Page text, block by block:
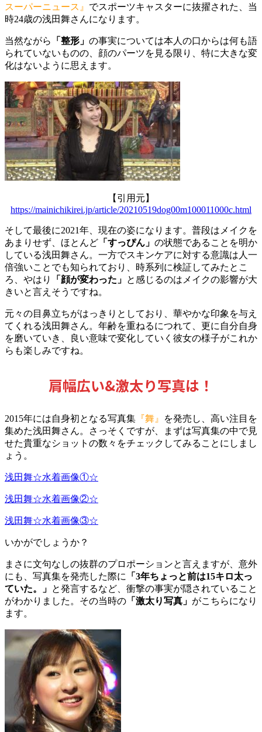
スーパーニュース』 でスポーツキャスターに抜擢された、当
時24歳の浅田舞さんになります。
当然ながら 「整形」 の事実については本人の口からは何も語
られていないものの、顔のパーツを見る限り、特に大きな変
化はないように思えます。
【引用元】
https://mainichikirei.jp/article/20210519dog00m100011000c.html
そして最後に2021年、現在の姿になります。普段はメイクを
あまりせず、ほとんど 「すっぴん」 の状態であることを明か
している浅田舞さん。一方でスキンケアに対する意識は人一
倍強いことでも知られており、時系列に検証してみたとこ
ろ、やはり
「顔が変わった」 と感じるのはメイクの影響が大
きいと言えそうですね。
元々の目鼻立ちがはっきりとしており、華やかな印象を与え
てくれる浅田舞さん。年齢を重ねるにつれて、更に自分自身
を磨いていき、良い意味で変化していく彼女の様子がこれか
らも楽しみですね。
肩幅広い&激太り写真は！
2015年には自身初となる写真集 『舞』
を発売し、高い注目を
集めた浅田舞さん。さっそくですが、まずは写真集の中で見
せた貴重なショットの数々をチェックしてみることにしまし
ょう。
浅田舞☆水着画像①☆
浅田舞☆水着画像②☆
浅田舞☆水着画像③☆
いかがでしょうか？
まさに文句なしの抜群のプロポーションと言えますが、意外
にも、写真集を発売した際に
「3年ちょっと前は15キロ太っ
ていた。」 と発言するなど、衝撃の事実が隠されていること
がわかりました。その当時の 「激太り写真」 がこちらになり
ます。